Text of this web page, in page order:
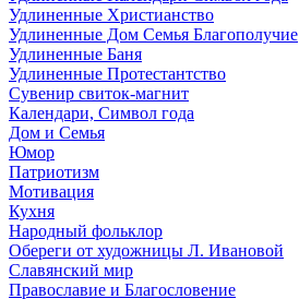
Удлиненные Христианство
Удлиненные Дом Семья Благополучие
Удлиненные Баня
Удлиненные Протестантство
Сувенир свиток-магнит
Календари, Символ года
Дом и Семья
Юмор
Патриотизм
Мотивация
Кухня
Народный фольклор
Обереги от художницы Л. Ивановой
Славянский мир
Православие и Благословение